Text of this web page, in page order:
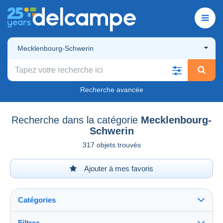
Mecklenbourg-Schwerin
Recherche avancée
Recherche dans la catégorie Mecklenbourg-
Schwerin
317 objets trouvés
Ajouter à mes favoris
Catégories